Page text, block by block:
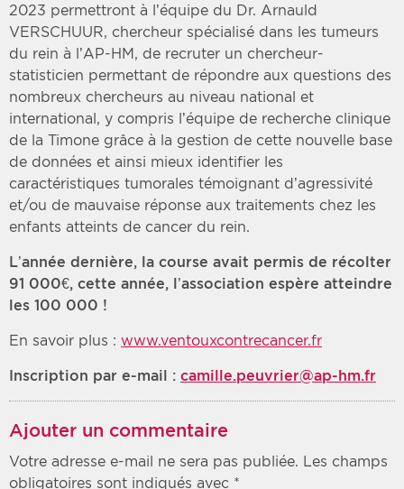
2023 permettront à l’équipe du Dr. Arnauld
VERSCHUUR, chercheur spécialisé dans les tumeurs
du rein à l’AP-HM, de recruter un chercheur-
statisticien permettant de répondre aux questions des
nombreux chercheurs au niveau national et
international, y compris l’équipe de recherche clinique
de la Timone grâce à la gestion de cette nouvelle base
de données et ainsi mieux identifier les
caractéristiques tumorales témoignant d’agressivité
et/ou de mauvaise réponse aux traitements chez les
enfants atteints de cancer du rein.
L’année dernière, la course avait permis de récolter
91 000€, cette année, l’association espère atteindre
les 100 000 !
En savoir plus : www.ventouxcontrecancer.fr
Inscription par e-mail : camille.peuvrier@ap-hm.fr
Ajouter un commentaire
Votre adresse e-mail ne sera pas publiée. Les champs
obligatoires sont indiqués avec *